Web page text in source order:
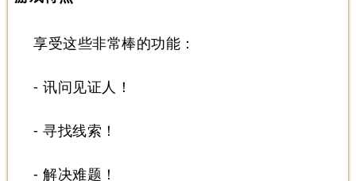
享受这些非常棒的功能：
- 讯问见证人！
- 寻找线索！
- 解决难题！